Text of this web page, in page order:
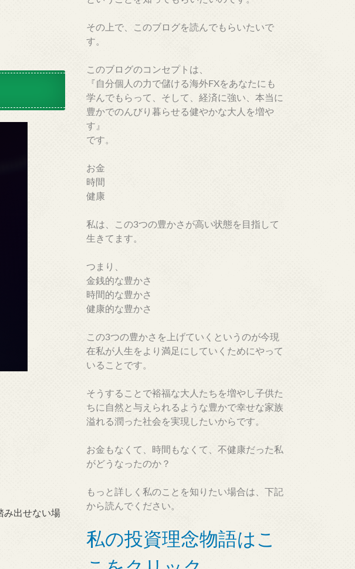
み出せない場
その上で、このブログを読んでもらいたいで
す。
このブログのコンセプトは、
『自分個人の力で儲ける海外FXをあなたにも
学んでもらって、そして、経済に強い、本当に
豊かでのんびり暮らせる健やかな大人を増や
す』
です。
お金
時間
健康
私は、この3つの豊かさが高い状態を目指して
生きてます。
つまり、
金銭的な豊かさ
時間的な豊かさ
健康的な豊かさ
この3つの豊かさを上げていくというのが今現
在私が人生をより満足にしていくためにやって
いることです。
そうすることで裕福な大人たちを増やし子供た
ちに自然と与えられるような豊かで幸せな家族
溢れる潤った社会を実現したいからです。
お金もなくて、時間もなくて、不健康だった私
がどうなったのか？
もっと詳しく私のことを知りたい場合は、下記
から読んでください。
私の投資理念物語はこ